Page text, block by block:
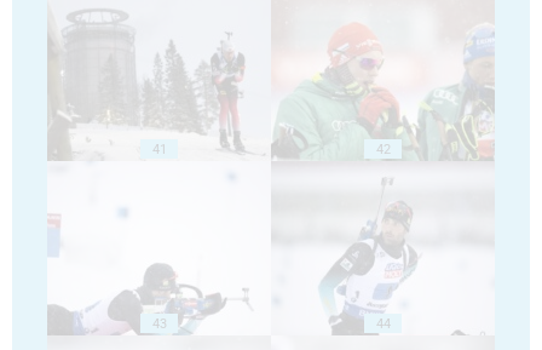
41 42
43 44